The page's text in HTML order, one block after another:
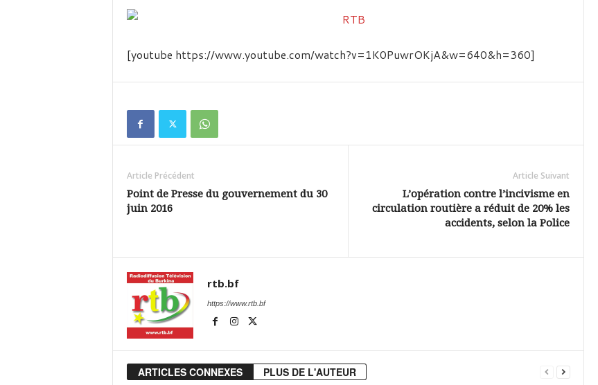
u
[youtube https://www.youtube.com/watch?v=1K0PuwrOKjA&w=640&h=360]
Article Précédent
Point de Presse du gouvernement du 30
juin 2016
Article Suivant
L’opération contre l’incivisme en
circulation routière a réduit de 20% les
accidents, selon la Police
rtb.bf
https://www.rtb.bf
ARTICLES CONNEXES PLUS DE L'AUTEUR